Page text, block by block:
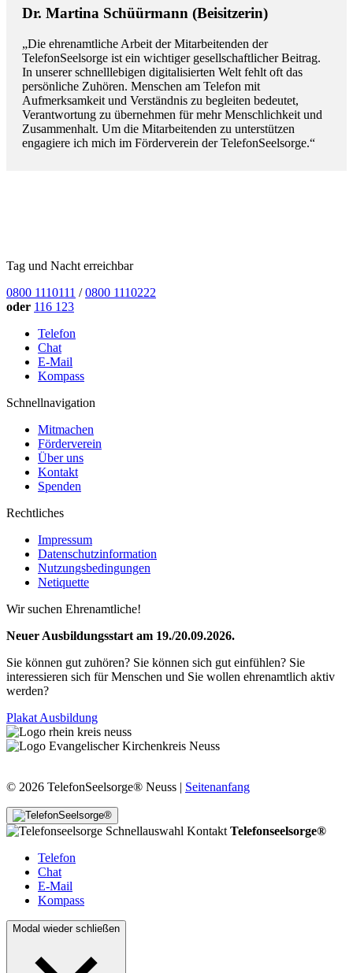
Dr. Martina Schüürmann (Beisitzerin)
„Die ehrenamtliche Arbeit der Mitarbeitenden der
TelefonSeelsorge ist ein wichtiger gesellschaftlicher Beitrag.
In unserer schnelllebigen digitalisierten Welt fehlt oft das
persönliche Zuhören. Menschen am Telefon mit
Aufmerksamkeit und Verständnis zu begleiten bedeutet,
Verantwortung zu übernehmen für mehr Menschlichkeit und
Zusammenhalt. Um die Mitarbeitenden zu unterstützen
engagiere ich mich im Förderverein der TelefonSeelsorge.“
Tag und Nacht erreichbar
0800 1110111 /0800 1110222
oder 116 123
Telefon
Chat
E-Mail
Kompass
Schnellnavigation
Mitmachen
Förderverein
Über uns
Kontakt
Spenden
Rechtliches
Impressum
Datenschutzinformation
Nutzungsbedingungen
Netiquette
Wir suchen Ehrenamtliche!
Neuer Ausbildungsstart am 19./20.09.2026.
Sie können gut zuhören? Sie können sich gut einfühlen? Sie
interessieren sich für Menschen und Sie wollen ehrenamtlich aktiv
werden?
Plakat Ausbildung
© 2026 TelefonSeelsorge® Neuss | Seitenanfang
Telefonseelsorge®
Telefon
Chat
E-Mail
Kompass
Modal wieder schließen